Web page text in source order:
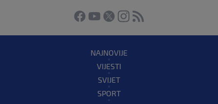
NAJNOVIJE
VIJESTI
SVIJET
SPORT